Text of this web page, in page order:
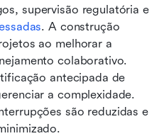
envolvem prazos longos, supervisão regulatória e
. A construção
ao melhorar a
colaborativo.
antecipada de
a complexidade.
são reduzidas e